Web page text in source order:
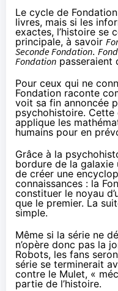
Le cycle de
livres, mais si les
exactes, l’histoire se
principale, à savoir
Seconde Fondation.
Fondation passeraient
Pour ceux qui ne
Fondation raconte
voit sa fin annoncée
psychohistoire.
applique les
humains pour en
Grâce à la
bordure de la galaxie
de créer une
connaissances : la
constituer le noyau
que le premier. La
simple.
Même si la série ne
n’opère donc pas la
Robots, les fans
série se terminerait
contre le Mulet, «
partie de l’histoire.